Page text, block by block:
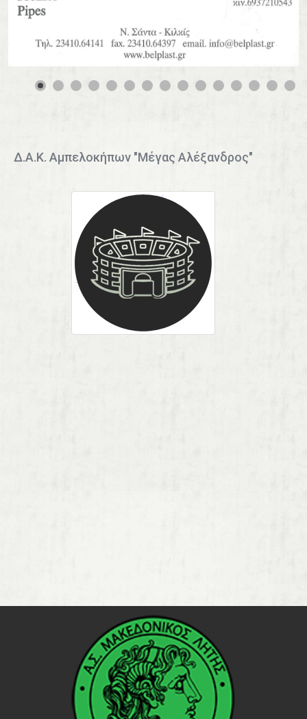
Δ.Α.Κ. Αμπελοκήπων "Μέγας Αλέξανδρος"